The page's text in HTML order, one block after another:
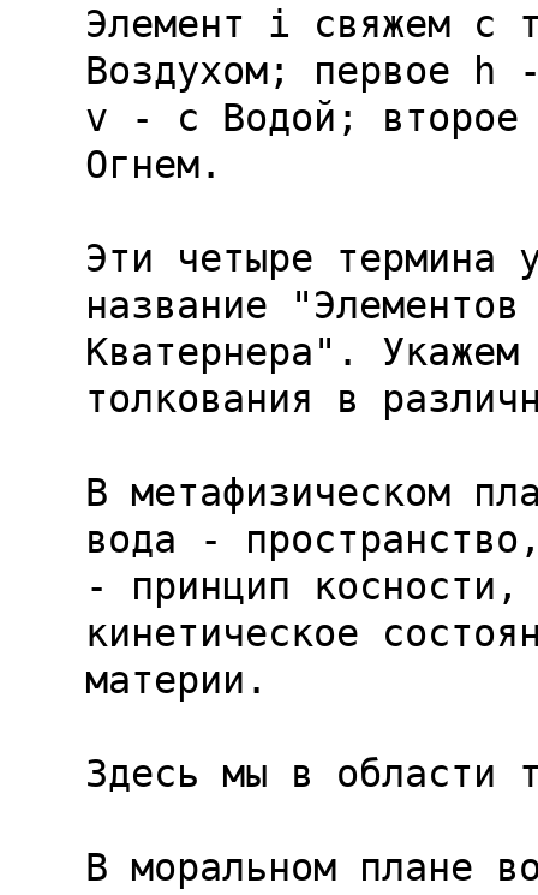
Элемент i свяжем с
Воздухом; первое
h
v - с Водой;
Огнем.
Эти четыре термина
название "Элементов
Кватернера". Укажем
толкования в
В метафизическом
вода -
- принцип
кинетическое
материи.
Здесь мы в области
В моральном плане